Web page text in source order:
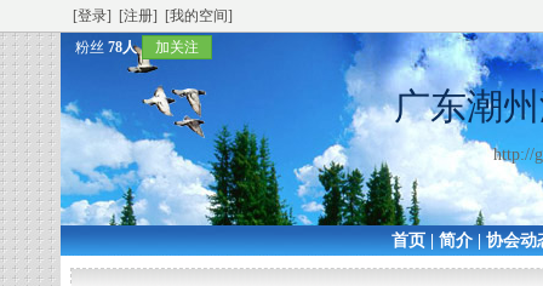
[登录] [注册]
[我的空间]
粉丝 78人 加关注
广东潮
http://
首页|简介|协会动